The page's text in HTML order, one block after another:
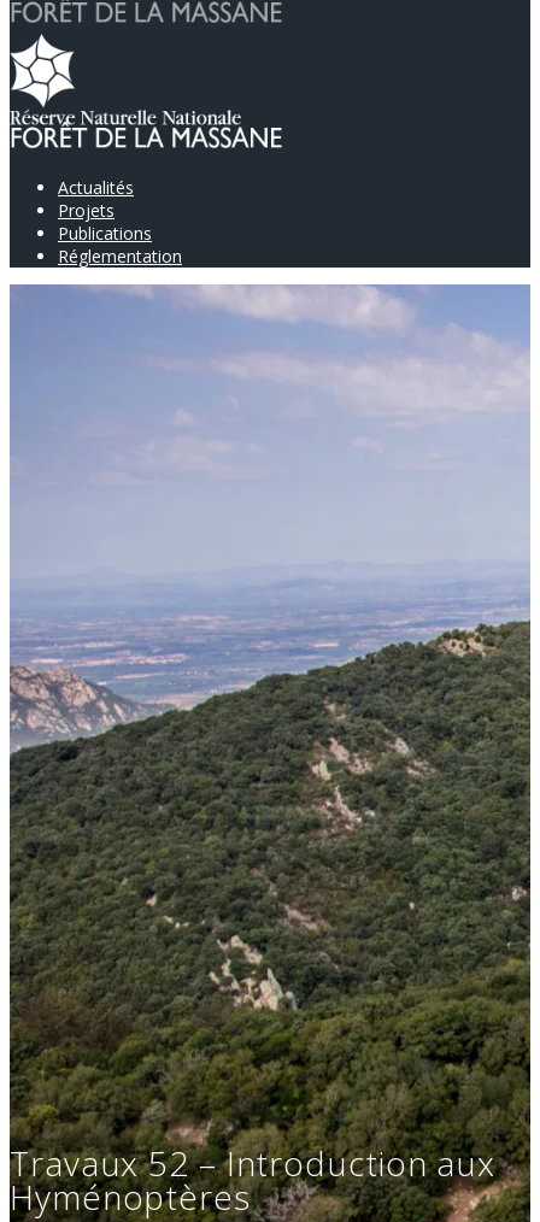
Actualités
Projets
Publications
Réglementation
Travaux 52 – Introduction aux
Hyménoptères